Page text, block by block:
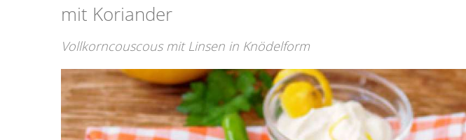
mit Koriander
Vollkorncouscous mit Linsen in Knödelform